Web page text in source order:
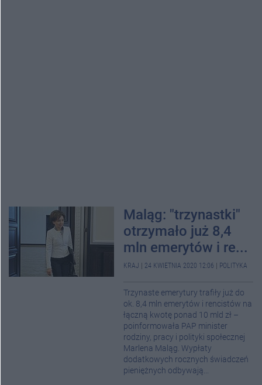
Maląg: "trzynastki"
otrzymało już 8,4
mln emerytów i re...
KRAJ 24 KWIETNIA 2020 12:06 POLITYKA
Trzynaste emerytury trafiły już do
ok. 8,4 mln emerytów i rencistów na
łączną kwotę ponad 10 mld zł –
poinformowała PAP minister
rodziny, pracy i polityki społecznej
Marlena Maląg. Wypłaty
dodatkowych rocznych świadczeń
pieniężnych odbywają...